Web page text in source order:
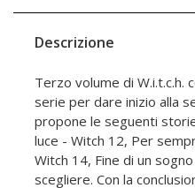
Descrizione
Terzo volume di W.i.t.c.h.
serie per dare inizio alla
propone le seguenti
luce - Witch 12, Per
Witch 14, Fine di un
scegliere. Con la